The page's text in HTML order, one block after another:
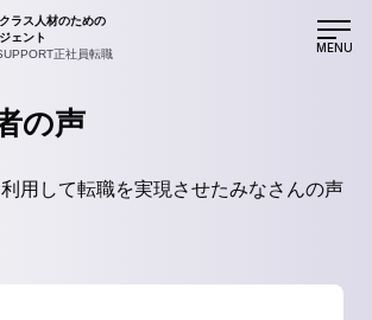
ラス人材のための
ェント
正社員転職
MENU
の声
用して転職を実現させたみなさんの声